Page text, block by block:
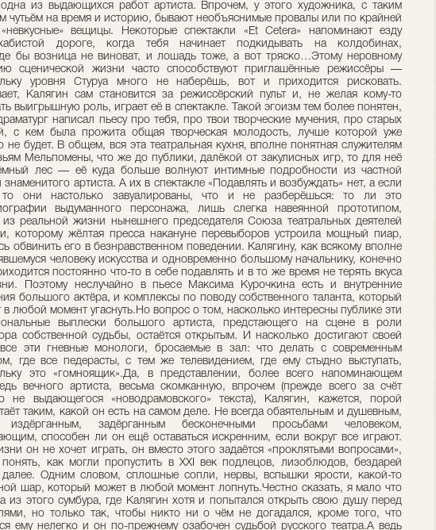
из выдающихся работ артиста. Впрочем, у этого художника, с таким
чутьём на время и историю, бывают необъяснимые провалы или по крайней
вещицы. Некоторые спектакли «Et Ceterа» напоминают езду
дороге, когда тебя начинает подкидывать на колдобинах,
бы возница не виноват, и лошадь тоже, а вот тряско…Этому неровному
сценической жизни часто способствуют приглашённые режиссёры —
уровня Стуруа много не наберёшь, вот и приходится рисковать.
Калягин сам становится за режиссёрский пульт и, не желая кому-то
выигрышную роль, играет её в спектакле. Такой эгоизм тем более понятен,
написал пьесу про тебя, про твои творческие мучения, про старых
с кем была прожита общая творческая молодость, лучше которой уже
не будет. В общем, вся эта театральная кухня, вполне понятная служителям
Мельпомены, что же до публики, далёкой от закулисных игр, то для неё
лес — её куда больше волнуют интимные подробности из частной
артиста. А их в спектакле «Подавлять и возбуждать» нет, а если
то они настолько завуалированы, что и не разберёшься: то ли это
выдуманного персонажа, лишь слегка навеянной прототипом,
реальной жизни нынешнего председателя Союза театральных деятелей
которому жёлтая пресса накануне перевыборов устроила мощный пиар,
обвинить его в безнравственном поведении. Калягину, как всякому вполне
человеку искусства и одновременно большому начальнику, конечно
постоянно что-то в себе подавлять и в то же время не терять вкуса
Поэтому неслучайно в пьесе Максима Курочкина есть и внутренние
большого актёра, и комплексы по поводу собственного таланта, который
в любой момент угаснуть.Но вопрос о том, насколько интересны публике эти
выплески большого артиста, предстающего на сцене в роли
собственной судьбы, остаётся открытым. И насколько достигают своей
эти гневные монологи, бросаемые в зал: что делать с современным
где все педерасты, с тем же телевидением, где ему стыдно выступать,
это «гомноящик».Да, в представлении, более всего напоминающем
вечного артиста, весьма скомканную, впрочем (прежде всего за счёт
не выдающегося «новодрамовского» текста), Калягин, кажется, порой
таким, какой он есть на самом деле. Не всегда обаятельным и душевным,
задёрганным бесконечными просьбами человеком,
способен ли он ещё оставаться искренним, если вокруг все играют.
он не хочет играть, он вместо этого задаётся «проклятыми вопросами»,
понять, как могли пропустить в ХХI век подлецов, лизоблюдов, бездарей
Одним словом, сплошные сопли, нервы, вспышки ярости, какой-то
шар, который может в любой момент лопнуть.Честно сказать, я мало что
из этого сумбура, где Калягин хотя и попытался открыть свою душу перед
но только так, чтобы никто ни о чём не догадался, кроме того, что
ему нелегко и он по-прежнему озабочен судьбой русского театра.А ведь